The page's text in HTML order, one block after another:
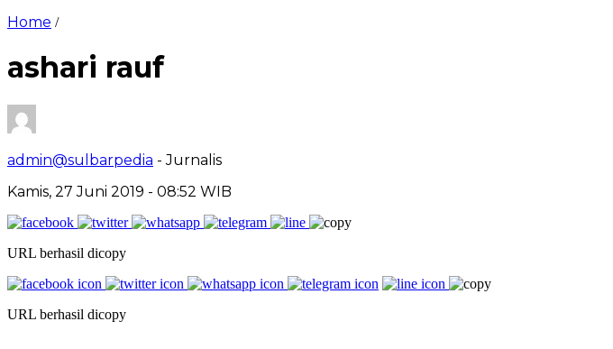
Home /
ashari rauf
admin@sulbarpedia - Jurnalis
Kamis, 27 Juni 2019 - 08:52 WIB
URL berhasil dicopy
URL berhasil dicopy